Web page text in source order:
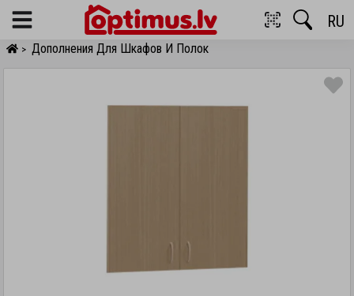
Menu RU
> Дополнения Для Шкафов И Полок